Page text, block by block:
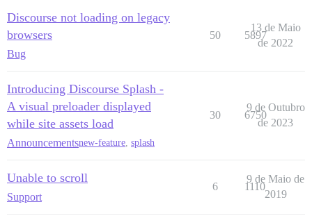
Discourse not loading on legacy
browsers
Bug
50 5897
13 de Maio
de 2022
Introducing Discourse Splash -
A visual preloader displayed
while site assets load
Announcementsnew-feature, splash
30 6750
9 de Outubro
de 2023
Unable to scroll
Support
6 1110
9 de Maio de
2019